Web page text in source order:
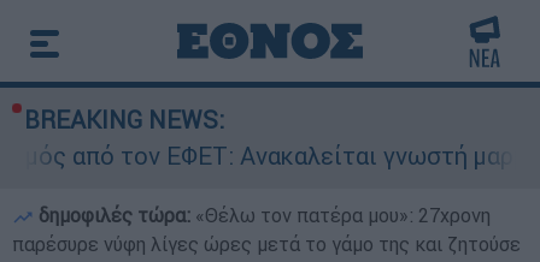
BREAKING NEWS:
Ανακαλείται γνωστή μαρμελάδα -
δημοφιλές τώρα: «Θέλω τον πατέρα μου»: 27χρονη
παρέσυρε νύφη λίγες ώρες μετά το γάμο της και ζητούσε